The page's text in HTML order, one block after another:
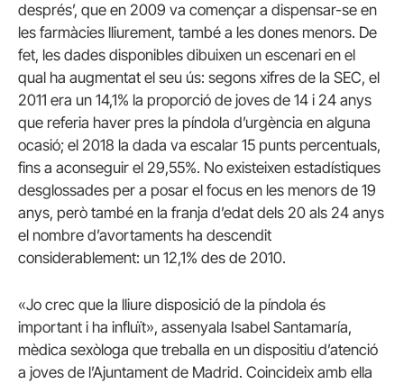
després’, que en 2009 va començar a dispensar-se en
les farmàcies lliurement, també a les dones menors. De
fet, les dades disponibles dibuixen un escenari en el
qual ha augmentat el seu ús: segons xifres de la SEC, el
2011 era un 14,1% la proporció de joves de 14 i 24 anys
que referia haver pres la píndola d’urgència en alguna
ocasió; el 2018 la dada va escalar 15 punts percentuals,
fins a aconseguir el 29,55%. No existeixen estadístiques
desglossades per a posar el focus en les menors de 19
anys, però també en la franja d’edat dels 20 als 24 anys
el nombre d’avortaments ha descendit
considerablement: un 12,1% des de 2010.
«Jo crec que la lliure disposició de la píndola és
important i ha influït», assenyala Isabel Santamaría,
mèdica sexòloga que treballa en un dispositiu d’atenció
a joves de l’Ajuntament de Madrid. Coincideix amb ella